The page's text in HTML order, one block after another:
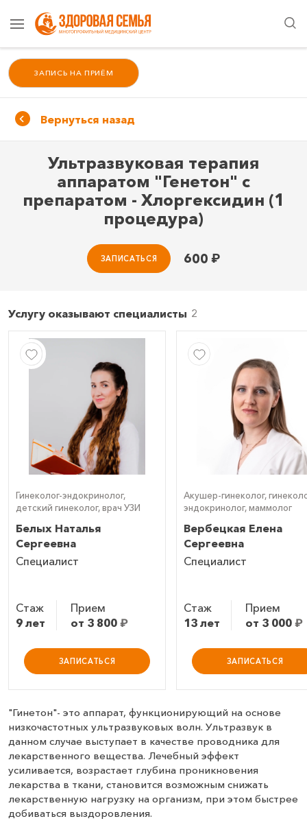
ЗАПИСЬ НА ПРИЁМ
Вернуться назад
Ультразвуковая терапия
аппаратом "Генетон" с
препаратом - Хлоргексидин (1
процедура)
600 ₽
ЗАПИСАТЬСЯ
Услугу оказывают специалисты
Гинеколог-эндокринолог,
детский гинеколог, врач УЗИ
Белых Наталья
Сергеевна
Специалист
Стаж
9 лет
Прием
от 3 800 ₽
ЗАПИСАТЬСЯ
Акушер-гинеколог,
эндокринолог, маммолог
Вербецкая Елена
Сергеевна
Специалист
Стаж
13 лет
Прием
от 3 000 ₽
ЗАПИСАТЬСЯ
"Гинетон"- это аппарат, функционирующий на основе
низкочастотных ультразвуковых волн. Ультразвук в
данном случае выступает в качестве проводника для
лекарственного вещества. Лечебный эффект
усиливается, возрастает глубина проникновения
лекарства в ткани, становится возможным снижать
лекарственную нагрузку на организм, при этом быстрее
добиваться выздоровления.